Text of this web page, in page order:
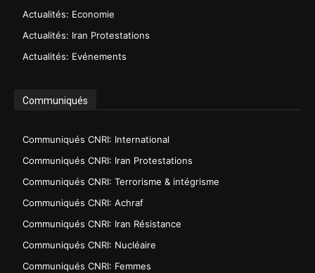
Actualités: Economie
Actualités: Iran Protestations
Actualités: Evénements
Communiqués
Communiqués CNRI: International
Communiqués CNRI: Iran Protestations
Communiqués CNRI: Terrorisme & intégrisme
Communiqués CNRI: Achraf
Communiqués CNRI: Iran Résistance
Communiqués CNRI: Nucléaire
Communiqués CNRI: Femmes